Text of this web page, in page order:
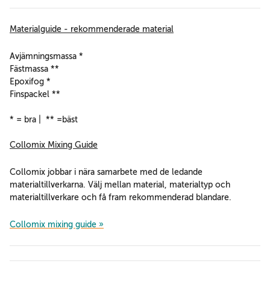
Materialguide - rekommenderade material
Avjämningsmassa *
Fästmassa **
Epoxifog *
Finspackel **
* = bra | ** =bäst
Collomix Mixing Guide
Collomix jobbar i nära samarbete med de ledande
materialtillverkarna. Välj mellan material, materialtyp och
materialtillverkare och få fram rekommenderad blandare.
Collomix mixing guide »